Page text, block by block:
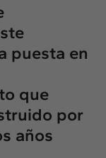
puesta en
que
por
años